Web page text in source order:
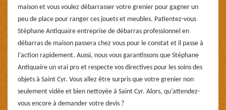
maison et vous voulez débarrasser votre grenier pour gagner un
peu de place pour ranger ces jouets et meubles. Patientez-vous
Stéphane Antiquaire entreprise de débarras professionnel en
débarras de maison passera chez vous pour le constat et il passe à
l’action rapidement. Aussi, nous vous garantissons que Stéphane
Antiquaire un vrai pro et respecte vos directives pour les soins des
objets à Saint Cyr. Vous allez être surpris que votre grenier non
seulement vidée et bien nettoyée à Saint Cyr. Alors, qu’attendez-
vous encore à demander votre devis ?